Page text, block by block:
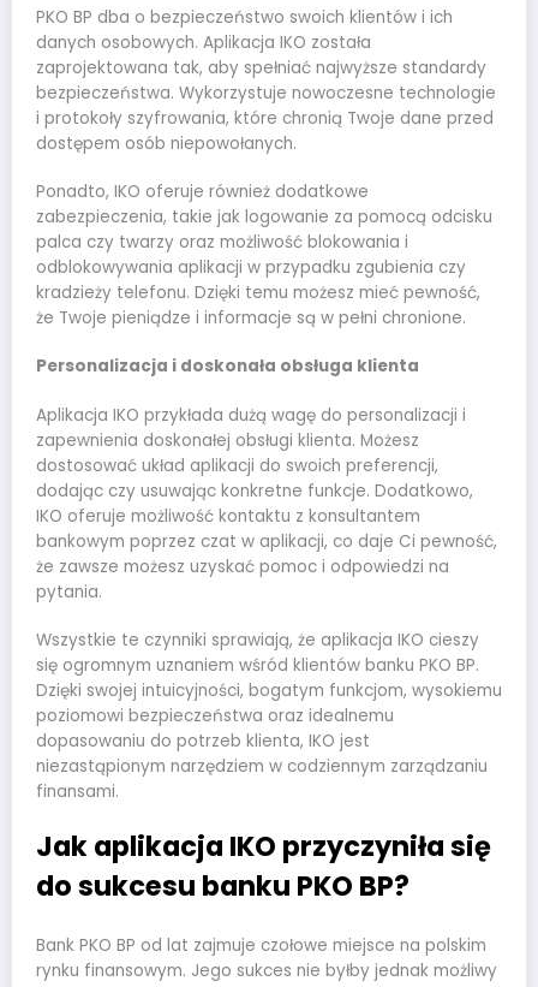
PKO BP dba o bezpieczeństwo swoich klientów i ich
danych osobowych. Aplikacja IKO została
zaprojektowana tak, aby spełniać najwyższe standardy
bezpieczeństwa. Wykorzystuje nowoczesne technologie
i protokoły szyfrowania, które chronią Twoje dane przed
dostępem osób niepowołanych.
Ponadto, IKO oferuje również dodatkowe
zabezpieczenia, takie jak logowanie za pomocą odcisku
palca czy twarzy oraz możliwość blokowania i
odblokowywania aplikacji w przypadku zgubienia czy
kradzieży telefonu. Dzięki temu możesz mieć pewność,
że Twoje pieniądze i informacje są w pełni chronione.
Personalizacja i doskonała obsługa klienta
Aplikacja IKO przykłada dużą wagę do personalizacji i
zapewnienia doskonałej obsługi klienta. Możesz
dostosować układ aplikacji do swoich preferencji,
dodając czy usuwając konkretne funkcje. Dodatkowo,
IKO oferuje możliwość kontaktu z konsultantem
bankowym poprzez czat w aplikacji, co daje Ci pewność,
że zawsze możesz uzyskać pomoc i odpowiedzi na
pytania.
Wszystkie te czynniki sprawiają, że aplikacja IKO cieszy
się ogromnym uznaniem wśród klientów banku PKO BP.
Dzięki swojej intuicyjności, bogatym funkcjom, wysokiemu
poziomowi bezpieczeństwa oraz idealnemu
dopasowaniu do potrzeb klienta, IKO jest
niezastąpionym narzędziem w codziennym zarządzaniu
finansami.
Jak aplikacja IKO przyczyniła się
do sukcesu banku PKO BP?
Bank PKO BP od lat zajmuje czołowe miejsce na polskim
rynku finansowym. Jego sukces nie byłby jednak możliwy